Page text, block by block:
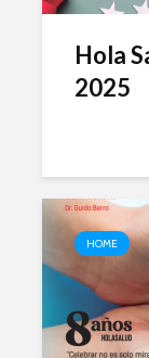
Hola
2025
HOME